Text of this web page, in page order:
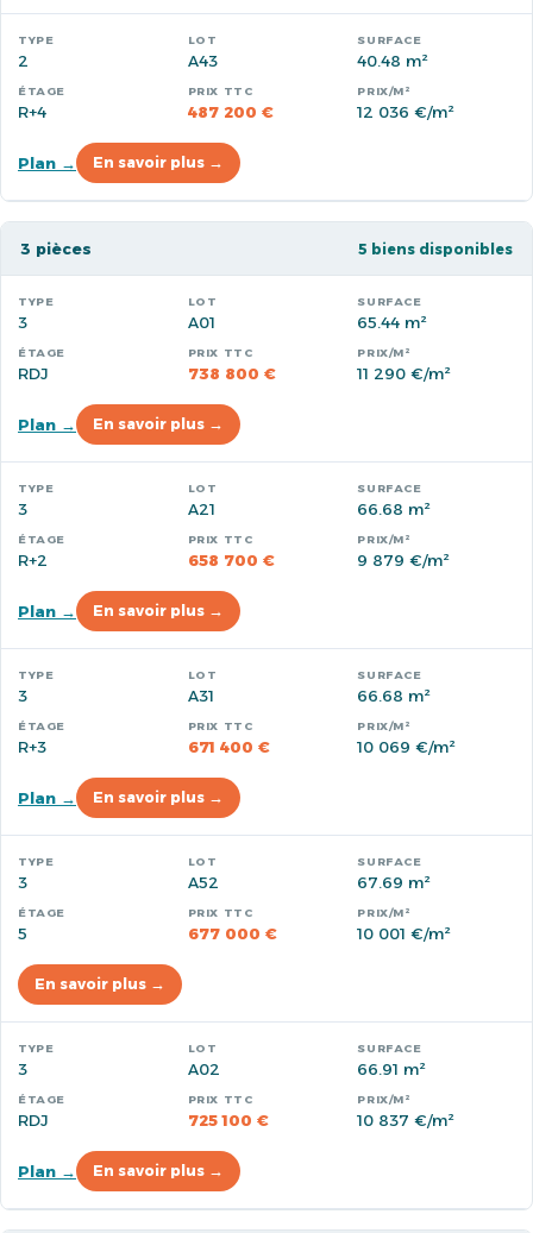
2 A43 40.48 m²
R+4 487 200 € 12 036 €/m²
Plan → En savoir plus →
3 pièces 5 biens disponibles
3 A01 65.44 m²
RDJ 738 800 € 11 290 €/m²
Plan → En savoir plus →
3 A21 66.68 m²
R+2 658 700 € 9 879 €/m²
Plan → En savoir plus →
3 A31 66.68 m²
R+3 671 400 € 10 069 €/m²
Plan → En savoir plus →
3 A52 67.69 m²
5 677 000 € 10 001 €/m²
En savoir plus →
3 A02 66.91 m²
RDJ 725 100 € 10 837 €/m²
Plan → En savoir plus →